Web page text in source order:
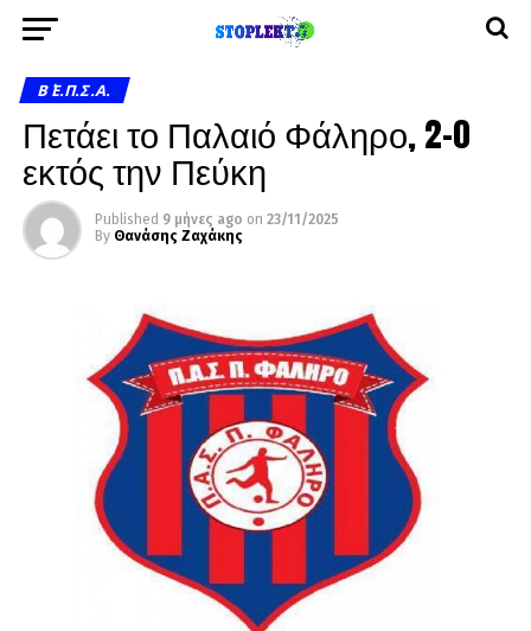
Β΄ Ε.Π.Σ.Α.
Πετάει το Παλαιό Φάληρο, 2-0
εκτός την Πεύκη
Published 9 μήνες ago on 23/11/2025
By Θανάσης Ζαχάκης